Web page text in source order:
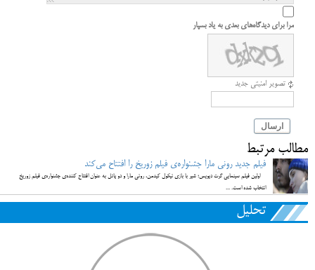
مرا برای دیدگاه‌های بعدی به یاد بسپار
تصویر امنیتی جدید
ارسال
مطالب مرتبط
فیلم جدید رونی مارا جشنواره‌ی فیلم زوریخ را افتتاح می‌کند
اولین فیلم سینمایی گرت دیویس؛ شیر با بازی نیکول کیدمن، رونی مارا و دو پاتل به عنوان افتتاح کننده‌ی جشنواره‌ی فیلم زوریخ
انتخاب شده است. ...
تحلیل